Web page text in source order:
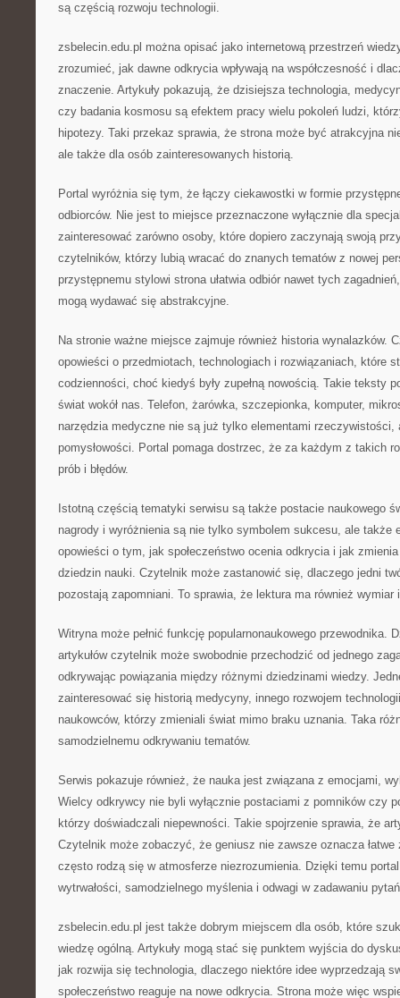
są częścią rozwoju technologii.
zsbelecin.edu.pl można opisać jako internetową przestrzeń
zrozumieć, jak dawne odkrycia wpływają na współczesność i
znaczenie. Artykuły pokazują, że dzisiejsza technologia,
czy badania kosmosu są efektem pracy wielu pokoleń ludzi,
hipotezy. Taki przekaz sprawia, że strona może być atrakcyjna
ale także dla osób zainteresowanych historią.
Portal wyróżnia się tym, że łączy ciekawostki w formie
odbiorców. Nie jest to miejsce przeznaczone wyłącznie dla
zainteresować zarówno osoby, które dopiero zaczynają swoją
czytelników, którzy lubią wracać do znanych tematów z nowej
przystępnemu stylowi strona ułatwia odbiór nawet tych
mogą wydawać się abstrakcyjne.
Na stronie ważne miejsce zajmuje również historia wynalazków.
opowieści o przedmiotach, technologiach i rozwiązaniach, które
codzienności, choć kiedyś były zupełną nowością. Takie teksty
świat wokół nas. Telefon, żarówka, szczepionka, komputer,
narzędzia medyczne nie są już tylko elementami rzeczywistości,
pomysłowości. Portal pomaga dostrzec, że za każdym z takich
prób i błędów.
Istotną częścią tematyki serwisu są także postacie naukowego
nagrody i wyróżnienia są nie tylko symbolem sukcesu, ale także
opowieści o tym, jak społeczeństwo ocenia odkrycia i jak
dziedzin nauki. Czytelnik może zastanowić się, dlaczego jedni
pozostają zapomniani. To sprawia, że lektura ma również wymiar
Witryna może pełnić funkcję popularnonaukowego przewodnika.
artykułów czytelnik może swobodnie przechodzić od jednego
odkrywając powiązania między różnymi dziedzinami wiedzy.
zainteresować się historią medycyny, innego rozwojem
naukowców, którzy zmieniali świat mimo braku uznania. Taka
samodzielnemu odkrywaniu tematów.
Serwis pokazuje również, że nauka jest związana z emocjami,
Wielcy odkrywcy nie byli wyłącznie postaciami z pomników czy
którzy doświadczali niepewności. Takie spojrzenie sprawia, że
Czytelnik może zobaczyć, że geniusz nie zawsze oznacza łatwe
często rodzą się w atmosferze niezrozumienia. Dzięki temu
wytrwałości, samodzielnego myślenia i odwagi w zadawaniu
zsbelecin.edu.pl jest także dobrym miejscem dla osób, które
wiedzę ogólną. Artykuły mogą stać się punktem wyjścia do
jak rozwija się technologia, dlaczego niektóre idee wyprzedzają
społeczeństwo reaguje na nowe odkrycia. Strona może więc